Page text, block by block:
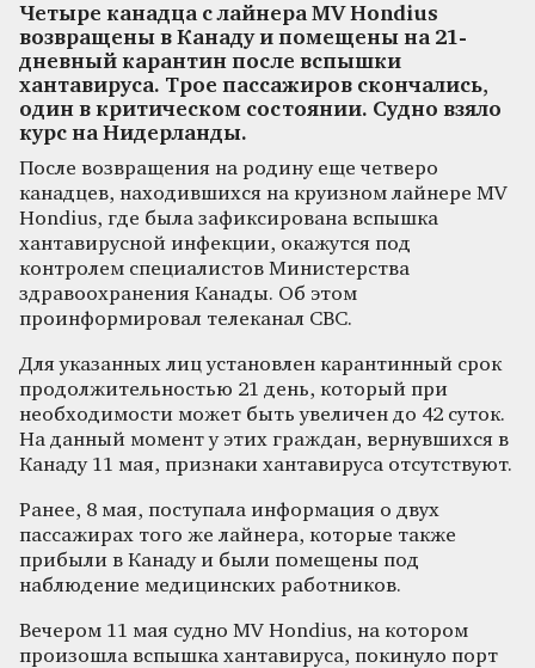
Четыре канадца с лайнера MV Hondius
возвращены в Канаду и помещены на 21-
дневный карантин после вспышки
хантавируса. Трое пассажиров скончались,
один в критическом состоянии. Судно взяло
курс на Нидерланды.
После возвращения на родину еще четверо
канадцев, находившихся на круизном лайнере MV
Hondius, где была зафиксирована вспышка
хантавирусной инфекции, окажутся под
контролем специалистов Министерства
здравоохранения Канады. Об этом
проинформировал телеканал СВС.
Для указанных лиц установлен карантинный срок
продолжительностью 21 день, который при
необходимости может быть увеличен до 42 суток.
На данный момент у этих граждан, вернувшихся в
Канаду 11 мая, признаки хантавируса отсутствуют.
Ранее, 8 мая, поступала информация о двух
пассажирах того же лайнера, которые также
прибыли в Канаду и были помещены под
наблюдение медицинских работников.
Вечером 11 мая судно MV Hondius, на котором
произошла вспышка хантавируса, покинуло порт